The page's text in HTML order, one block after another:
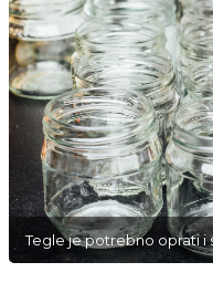
Tegle je potrebno oprati i